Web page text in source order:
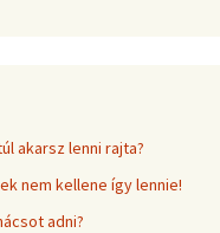
akarsz lenni rajta?
nem kellene így lennie!
adni?